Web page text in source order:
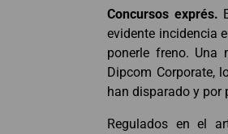
Concursos exprés.
evidente incidencia
ponerle freno. Una
Dipcom Corporate,
han disparado y por
Regulados en el